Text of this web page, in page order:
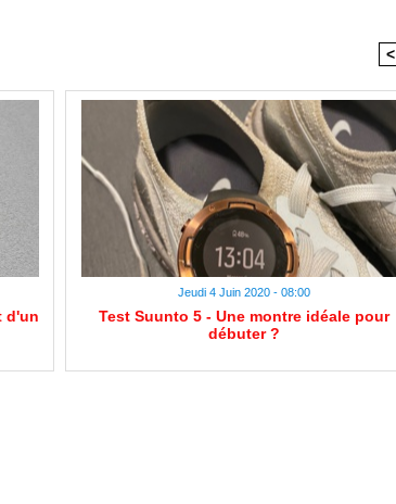
<
d'un
Jeudi 4 Juin 2020 - 08:00
Test Suunto 5 - Une montre idéale pour
débuter ?